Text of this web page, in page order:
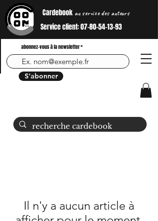
Cardebook au service des auteurs
Service client:07-80-54-13-93
abonnez-vous à la newsletter
S'abonner
Il n'y a aucun article à